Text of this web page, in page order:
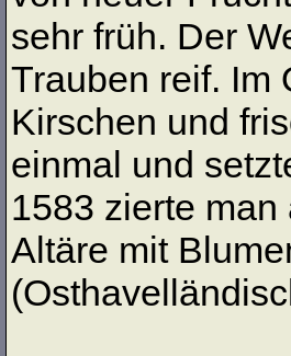
sehr früh. Der
Trauben reif. Im
Kirschen und
einmal und
1583 zierte
Altäre mit